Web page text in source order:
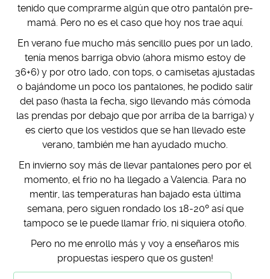
tenido que comprarme algún que otro pantalón pre-
mamá. Pero no es el caso que hoy nos trae aquí.
En verano fue mucho más sencillo pues por un lado,
tenía menos barriga obvio (ahora mismo estoy de
36+6) y por otro lado, con tops, o camisetas ajustadas
o bajándome un poco los pantalones, he podido salir
del paso (hasta la fecha, sigo llevando más cómoda
las prendas por debajo que por arriba de la barriga) y
es cierto que los vestidos que se han llevado este
verano, también me han ayudado mucho.
En invierno soy más de llevar pantalones pero por el
momento, el frio no ha llegado a Valencia. Para no
mentir, las temperaturas han bajado esta última
semana, pero siguen rondado los 18-20º así que
tampoco se le puede llamar frío, ni siquiera otoño.
Pero no me enrollo más y voy a enseñaros mis
propuestas ¡espero que os gusten!